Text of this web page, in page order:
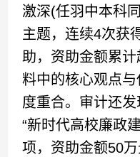
激深(任羽中本科
主题，连续4次获
助，资助金额累
料中的核心观点
度重合。审计还
“新时代高校廉政
项，资助金额50